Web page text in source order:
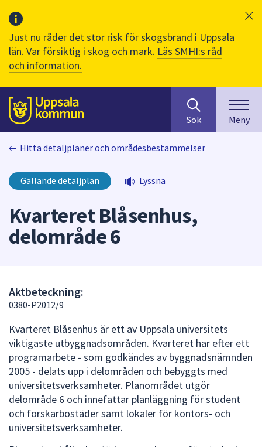
Just nu råder det stor risk för skogsbrand i Uppsala
län. Var försiktig i skog och mark. Läs SMHI:s råd
och information.
Till sidans
huvudinnehåll
efter
innehåll
på
webbplatsen.
i
Använd
piltangenterna
för
att
navigera
mellan
sökförslagen
Sök Meny
Hitta detaljplaner och områdesbestämmelser
Gällande detaljplan Lyssna
Kvarteret Blåsenhus,
delområde 6
Aktbeteckning:
0380-P2012/9
Kvarteret Blåsenhus är ett av Uppsala universitets
viktigaste utbyggnadsområden. Kvarteret har efter ett
programarbete - som godkändes av byggnadsnämnden
2005 - delats upp i delområden och bebyggts med
universitetsverksamheter. Planområdet utgör
delområde 6 och innefattar planläggning för student
och forskarbostäder samt lokaler för kontors- och
universitetsverksamheter.